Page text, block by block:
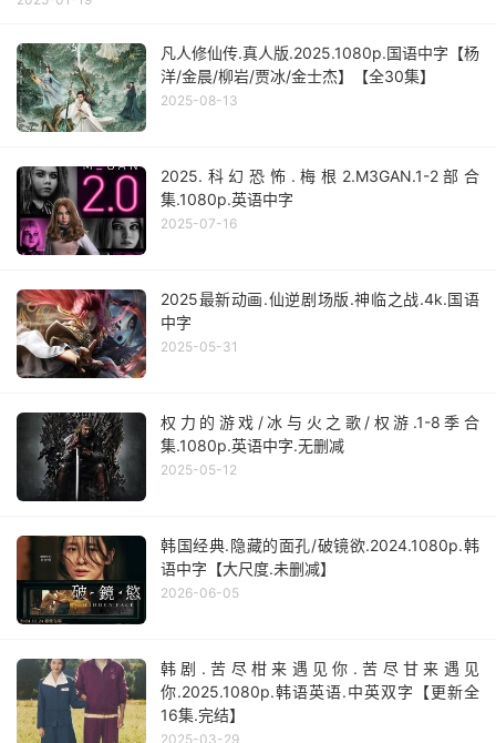
凡人修仙传.真人版.2025.1080p.国语中字【杨
洋/金晨/柳岩/贾冰/金士杰】【全30集】
2025-08-13
2025.科幻恐怖.梅根2.M3GAN.1-2部合
集.1080p.英语中字
2025-07-16
2025最新动画.仙逆剧场版.神临之战.4k.国语
中字
2025-05-31
权力的游戏/冰与火之歌/权游.1-8季合
集.1080p.英语中字.无删减
2025-05-12
韩国经典.隐藏的面孔/破镜欲.2024.1080p.韩
语中字【大尺度.未删减】
2026-06-05
韩剧.苦尽柑来遇见你.苦尽甘来遇见
你.2025.1080p.韩语英语.中英双字【更新全
16集.完结】
2025-03-29